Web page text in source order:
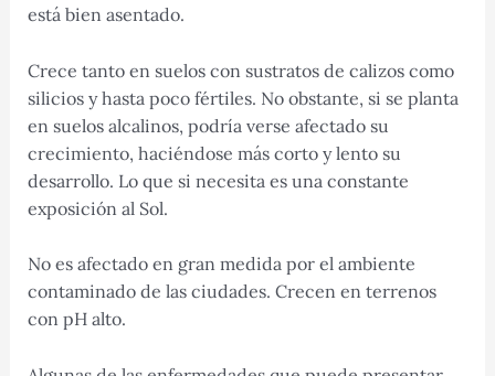
está bien asentado.
Crece tanto en suelos con sustratos de calizos como
silicios y hasta poco fértiles. No obstante, si se planta
en suelos alcalinos, podría verse afectado su
crecimiento, haciéndose más corto y lento su
desarrollo. Lo que si necesita es una constante
exposición al Sol.
No es afectado en gran medida por el ambiente
contaminado de las ciudades. Crecen en terrenos
con pH alto.